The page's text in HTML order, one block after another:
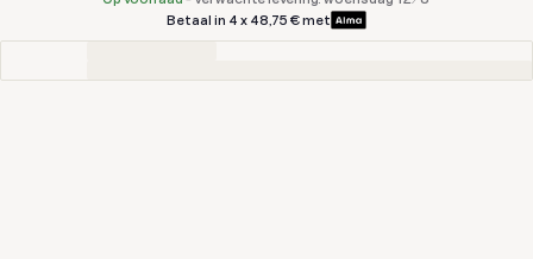
Betaal in 4 x 48,75 € met